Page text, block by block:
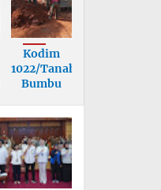
Kodim
1022/Tanah
Bumbu